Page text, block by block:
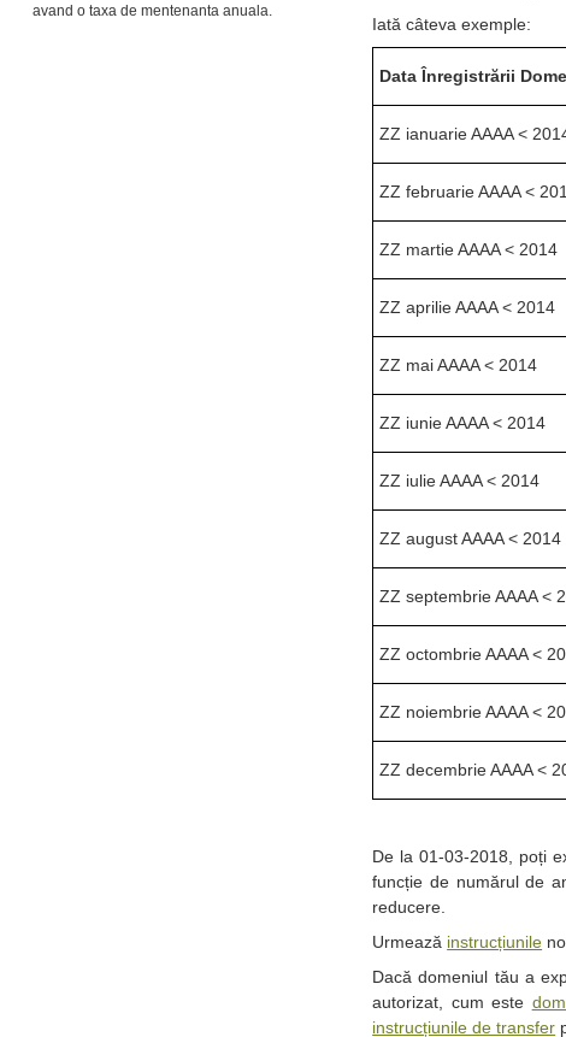
Iată câteva exemple:
Data Înregistrării
ZZ ianuarie AAAA <
ZZ februarie AAAA <
ZZ martie AAAA < 2014
ZZ aprilie AAAA < 2014
ZZ mai AAAA < 2014
ZZ iunie AAAA < 2014
ZZ iulie AAAA < 2014
ZZ august AAAA < 2014
ZZ septembrie AAAA <
ZZ octombrie AAAA <
ZZ noiembrie AAAA <
ZZ decembrie AAAA <
De la 01-03-2018, poți
funcție de numărul de
reducere.
Urmează instrucțiunile
Dacă domeniul tău a
autorizat, cum este
instrucțiunile de transfer
avand o taxa de mentenanta anuala.